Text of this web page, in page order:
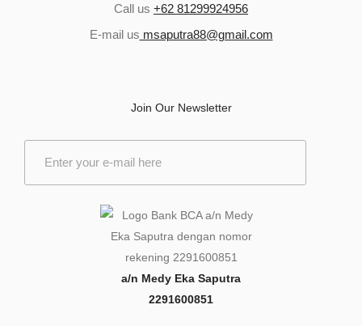
Call us +62 81299924956
E-mail us msaputra88@gmail.com
Join Our Newsletter
a/n Medy Eka Saputra
2291600851